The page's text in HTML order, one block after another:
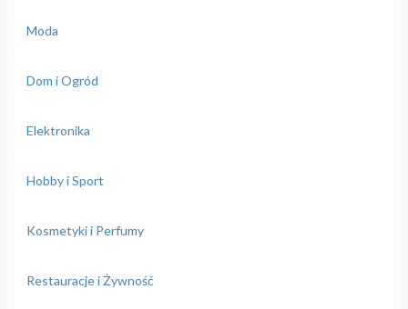
Moda
Dom i Ogród
Elektronika
Hobby i Sport
Kosmetyki i Perfumy
Restauracje i Żywność